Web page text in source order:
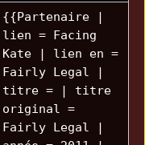
{{Partenaire |
lien = Facing
Kate | lien en =
Fairly Legal |
titre = | titre
original =
Fairly Legal |